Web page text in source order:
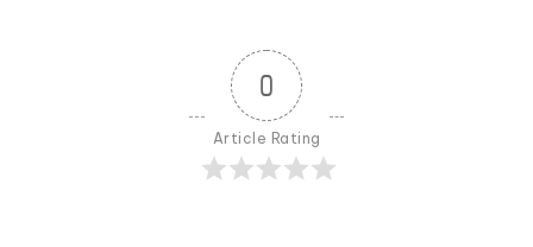
0
Article Rating